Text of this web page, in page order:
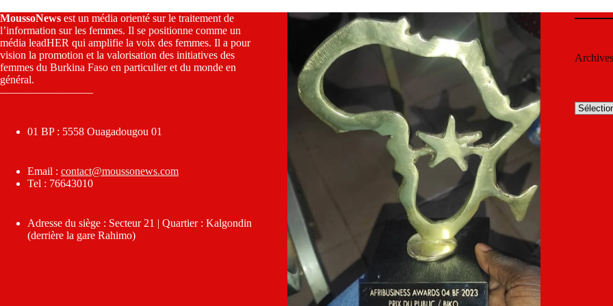
MoussoNews est un média orienté sur le traitement de
l’information sur les femmes. Il se positionne comme un
média leadHER qui amplifie la voix des femmes. Il a pour
vision la promotion et la valorisation des initiatives des
femmes du Burkina Faso en particulier et du monde en
général.
————————–
01 BP : 5558 Ouagadougou 01
Email : contact@moussonews.com
Tel : 76643010
Adresse du siège : Secteur 21 | Quartier : Kalgondin
(derrière la gare Rahimo)
Archives
Archives